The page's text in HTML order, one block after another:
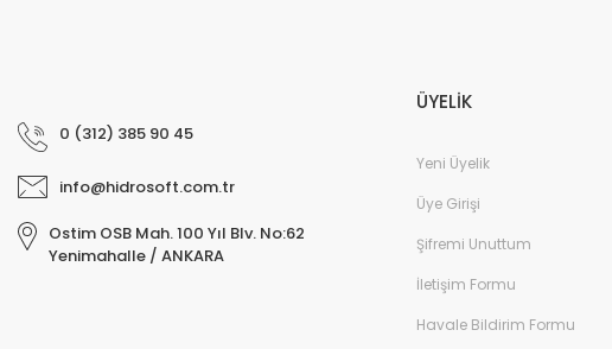
0 (312) 385 90 45
info@hidrosoft.com.tr
Ostim OSB Mah. 100 Yıl Blv. No:62
Yenimahalle / ANKARA
ÜYELİK
Yeni Üyelik
Üye Girişi
Şifremi Unuttum
İletişim Formu
Havale Bildirim Formu